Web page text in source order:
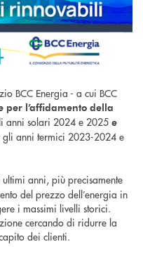
BCC Energia - a cui BCC
per l’affidamento della
anni solari 2024 e 2025 e
gli anni termici 2023-2024 e
anni, più precisamente
del prezzo dell’energia in
i massimi livelli storici.
cercando di ridurre la
dei clienti.